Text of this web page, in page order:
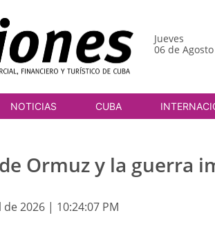
Jueves
06 de Agosto
NOTICIAS CUBA
Ormuz y la guerra
2026 | 10:24:07 PM